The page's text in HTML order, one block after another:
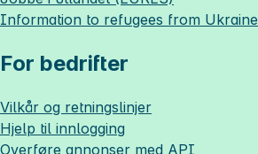
Information to refugees from Ukraine
For bedrifter
Vilkår og retningslinjer
Hjelp til innlogging
Overføre annonser med API